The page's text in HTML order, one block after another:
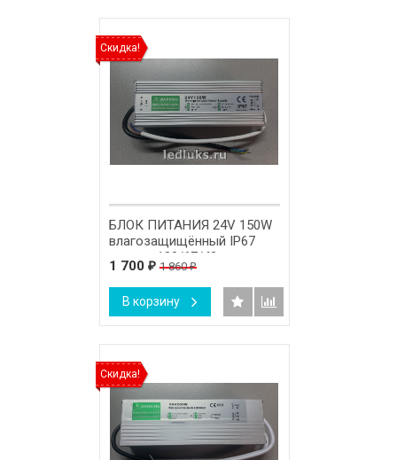
Скидка!
БЛОК ПИТАНИЯ 24V 150W
влагозащищённый IP67
размер 180/67/43 мм.
1 700 ₽ 1 860₽
В корзину
Скидка!